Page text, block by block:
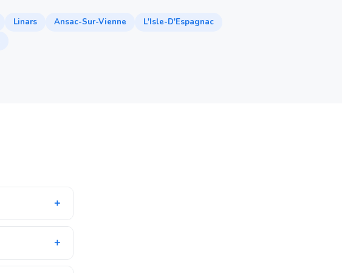
Linars Ansac-Sur-Vienne
L'Isle-D'Espagnac